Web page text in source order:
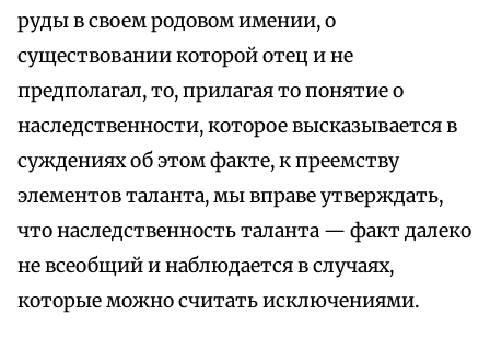
руды в своем родовом имении, о
существовании которой отец и не
предполагал, то, прилагая то понятие о
наследственности, которое высказывается в
суждениях об этом факте, к преемству
элементов таланта, мы вправе утверждать,
что наследственность таланта — факт далеко
не всеобщий и наблюдается в случаях,
которые можно считать исключениями.